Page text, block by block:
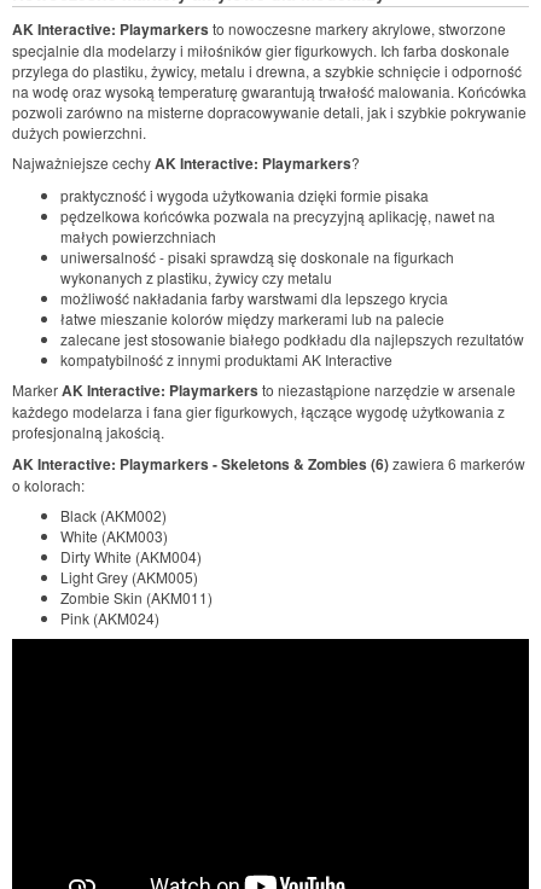
AK Interactive: Playmarkers to nowoczesne markery akrylowe, stworzone
specjalnie dla modelarzy i miłośników gier figurkowych. Ich farba doskonale
przylega do plastiku, żywicy, metalu i drewna, a szybkie schnięcie i odporność
na wodę oraz wysoką temperaturę gwarantują trwałość malowania. Końcówka
pozwoli zarówno na misterne dopracowywanie detali, jak i szybkie pokrywanie
dużych powierzchni.
Najważniejsze cechyAK Interactive: Playmarkers?
praktyczność i wygoda użytkowania dzięki formie pisaka
pędzelkowa końcówka pozwala na precyzyjną aplikację, nawet na
małych powierzchniach
uniwersalność - pisaki sprawdzą się doskonale na figurkach
wykonanych z plastiku, żywicy czy metalu
możliwość nakładania farby warstwami dla lepszego krycia
łatwe mieszanie kolorów między markerami lub na palecie
zalecane jest stosowanie białego podkładu dla najlepszych rezultatów
kompatybilność z innymi produktami AK Interactive
MarkerAK Interactive: Playmarkers to niezastąpione narzędzie w arsenale
każdego modelarza i fana gier figurkowych, łączące wygodę użytkowania z
profesjonalną jakością.
AK Interactive: Playmarkers - Skeletons & Zombies (6)zawiera 6 markerów
o kolorach:
Black (AKM002)
White (AKM003)
Dirty White (AKM004)
Light Grey (AKM005)
Zombie Skin (AKM011)
Pink (AKM024)